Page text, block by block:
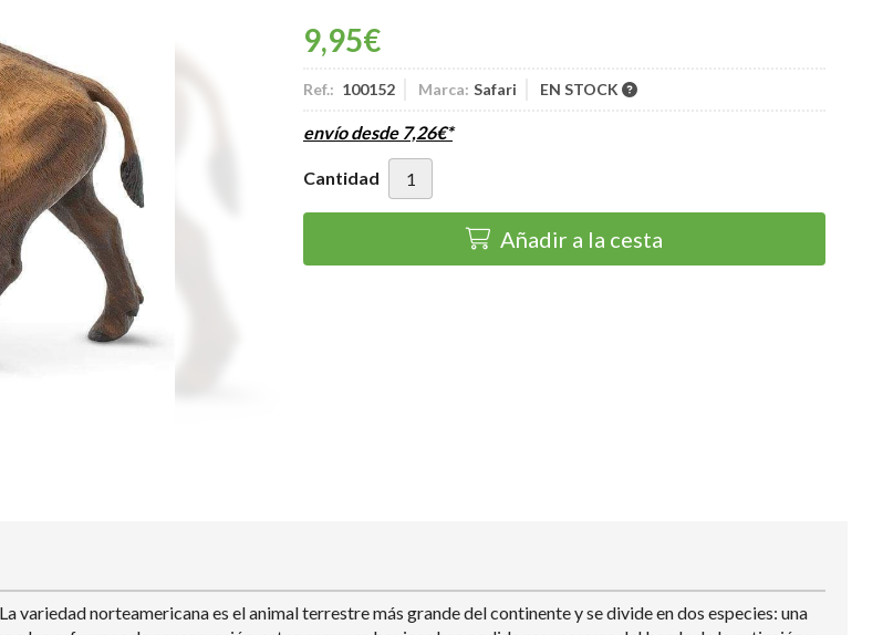
9,95€
Ref.: 100152 Marca: Safari EN STOCK
envío desde 7,26€*
Cantidad
Añadir a la cesta
variedad norteamericana es el animal terrestre más grande del continente y se divide en dos especies: una